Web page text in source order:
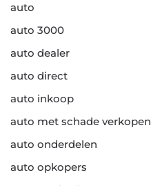
auto
auto 3000
auto dealer
auto direct
auto inkoop
auto met schade verkopen
auto onderdelen
auto opkopers